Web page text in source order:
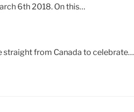
6th 2018. On this…
straight from Canada to celebrate…